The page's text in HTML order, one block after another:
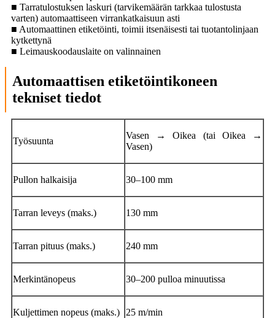
■ Tarratulostuksen laskuri (tarvikemäärän tarkkaa tulostusta
varten) automaattiseen virrankatkaisuun asti
■ Automaattinen etiketöinti, toimii itsenäisesti tai tuotantolinjaan
kytkettynä
■ Leimauskoodauslaite on valinnainen
Automaattisen etiketöintikoneen
tekniset tiedot
Työsuunta
Vasen → Oikea (tai Oikea →
Vasen)
Pullon halkaisija 30–100 mm
Tarran leveys (maks.) 130 mm
Tarran pituus (maks.) 240 mm
Merkintänopeus 30–200 pulloa minuutissa
Kuljettimen nopeus (maks.) 25 m/min